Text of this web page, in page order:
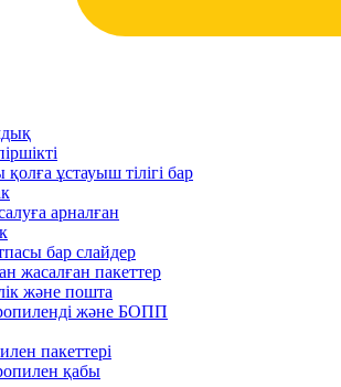
ұстауыш тілігі бар
арналған
бар слайдер
жасалған пакеттер
және пошта
және БОПП
пакеттері
қабы